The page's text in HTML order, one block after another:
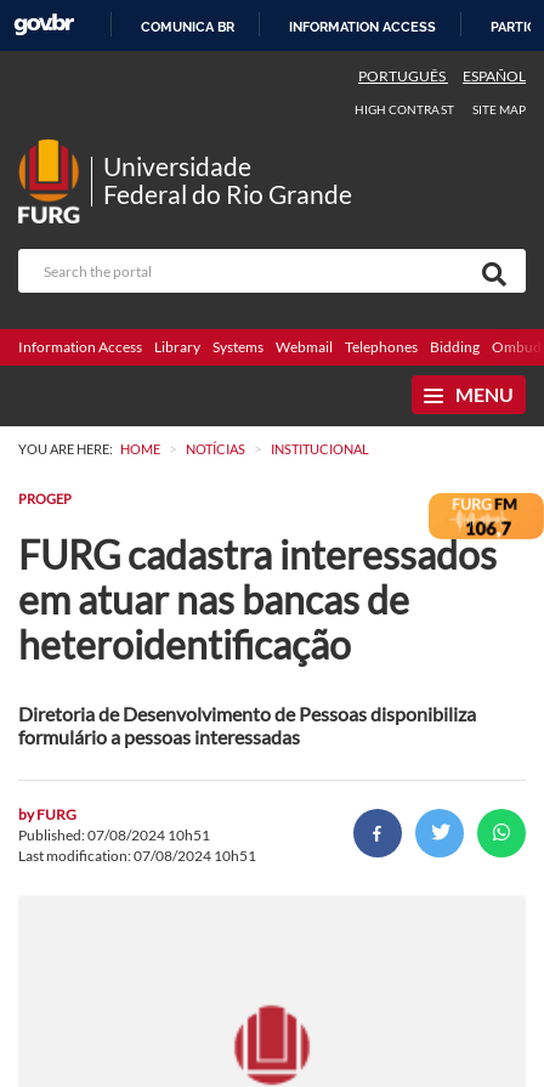
COMUNICA BR INFORMATION ACCESS
PORTUGUÊS ESPAÑOL
HIGH CONTRAST SITE MAP
Universidade
Federal do Rio Grande
Information Access Library Systems Webmail Telephones Bidding
MENU
YOU ARE HERE: HOME > NOTÍCIAS > INSTITUCIONAL
PROGEP
FURG cadastra interessados
em atuar nas bancas de
heteroidentificação
Diretoria de Desenvolvimento de Pessoas disponibiliza
formulário a pessoas interessadas
byFURG
Published: 07/08/2024 10h51
Last modification: 07/08/2024 10h51